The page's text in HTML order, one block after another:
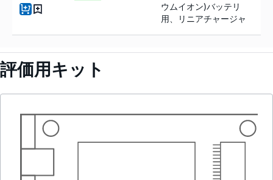
ウムイオン)バッテリ
用、リニアチャージャ
評価用キット